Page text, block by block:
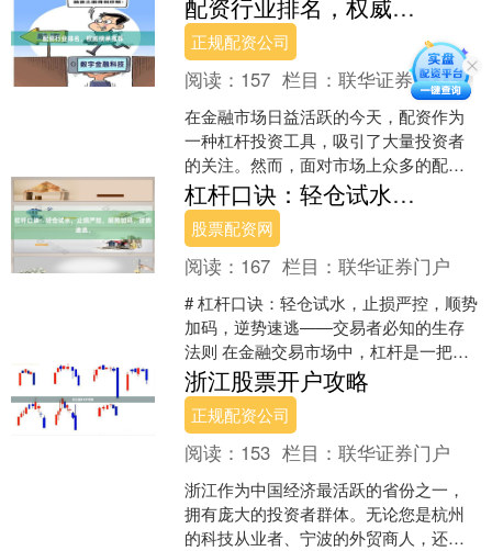
台，如何选择正规、安全、....
配资行业排名，权威榜单推荐
正规配资公司
阅读： 157 栏目：联华证券门户
在金融市场日益活跃的今天，配资作为
一种杠杆投资工具，吸引了大量投资者
的关注。然而，面对市场上众多的配资
平台，如何选择一家安全、可靠、服务
优质的配资公司，成为投资....
杠杆口诀：轻仓试水，止损严控，顺势加码，逆势速逃。
股票配资网
阅读： 167 栏目：联华证券门户
# 杠杆口诀：轻仓试水，止损严控，顺势
加码，逆势速逃——交易者必知的生存
法则 在金融交易市场中，杠杆是一把双
刃剑。它能放大收益，也能加速亏损。
对于每一位交易者而....
浙江股票开户攻略
正规配资公司
阅读： 153 栏目：联华证券门户
浙江作为中国经济最活跃的省份之一，
拥有庞大的投资者群体。无论您是杭州
的科技从业者、宁波的外贸商人，还是